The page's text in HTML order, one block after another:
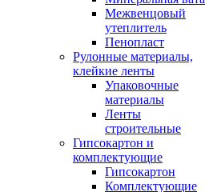
Межвенцовый
утеплитель
Пенопласт
Рулонные материалы,
клейкие ленты
Упаковочные
материалы
Ленты
строительные
Гипсокартон и
комплектующие
Гипсокартон
Комплектующие